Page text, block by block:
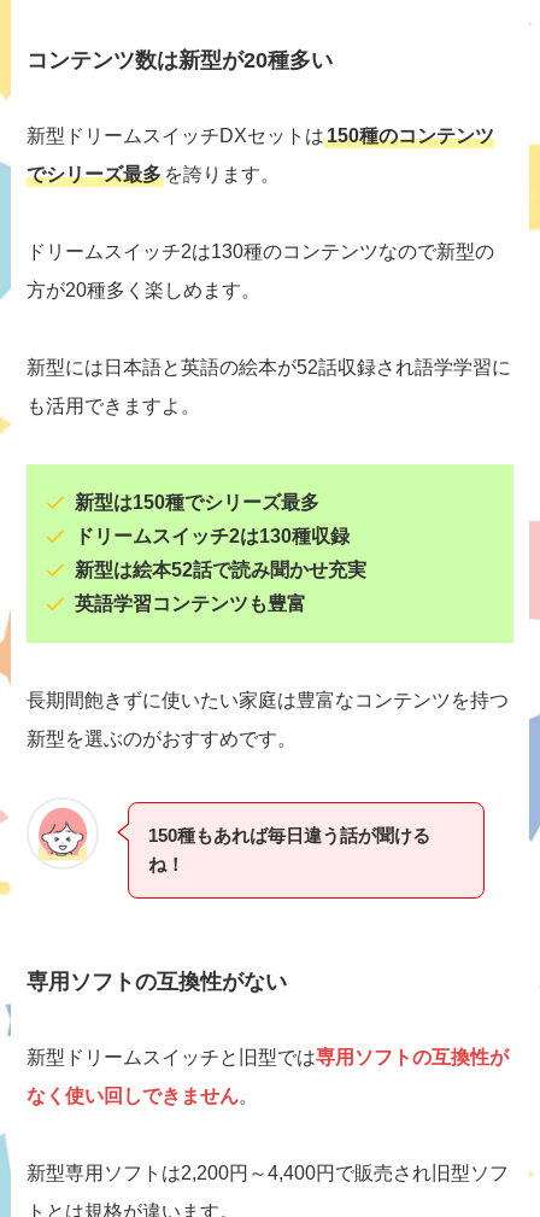
コンテンツ数は新型が20種多い
新型ドリームスイッチDXセットは150種のコンテンツ
でシリーズ最多 を誇ります。
ドリームスイッチ2は130種のコンテンツなので新型の
方が20種多く楽しめます。
新型には日本語と英語の絵本が52話収録され語学学習に
も活用できますよ。
新型は150種でシリーズ最多
ドリームスイッチ2は130種収録
新型は絵本52話で読み聞かせ充実
英語学習コンテンツも豊富
長期間飽きずに使いたい家庭は豊富なコンテンツを持つ
新型を選ぶのがおすすめです。
150種もあれば毎日違う話が聞ける
ね！
専用ソフトの互換性がない
新型ドリームスイッチと旧型では専用ソフトの互換性が
なく使い回しできません。
新型専用ソフトは2,200円～4,400円で販売され旧型ソフ
トとは規格が違います。